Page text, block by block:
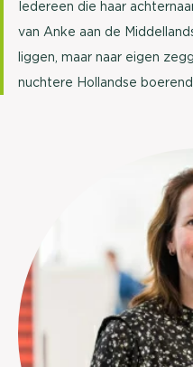
Iedereen die haar
van Anke aan de
liggen, maar naar eigen
nuchtere Hollandse